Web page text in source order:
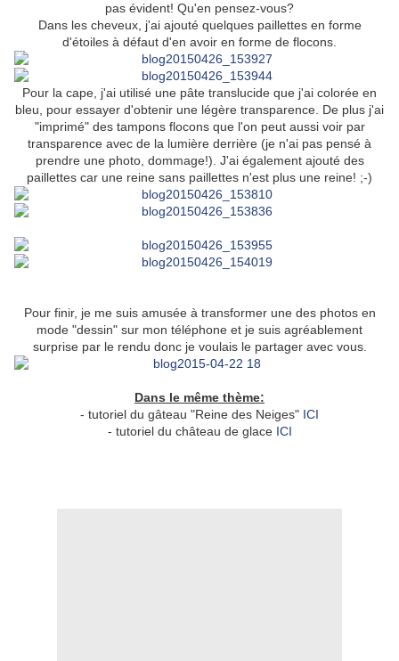
pas évident! Qu'en pensez-vous?
Dans les cheveux, j'ai ajouté quelques paillettes en forme
d'étoiles à défaut d'en avoir en forme de flocons.
Pour la cape, j'ai utilisé une pâte translucide que j'ai colorée en
bleu, pour essayer d'obtenir une légère transparence. De plus j'ai
"imprimé" des tampons flocons que l'on peut aussi voir par
transparence avec de la lumière derrière (je n'ai pas pensé à
prendre une photo, dommage!). J'ai également ajouté des
paillettes car une reine sans paillettes n'est plus une reine! ;-)
Pour finir, je me suis amusée à transformer une des photos en
mode "dessin" sur mon téléphone et je suis agréablement
surprise par le rendu donc je voulais le partager avec vous.
Dans le même thème:
- tutoriel du gâteau "Reine des Neiges" ICI
- tutoriel du château de glace ICI